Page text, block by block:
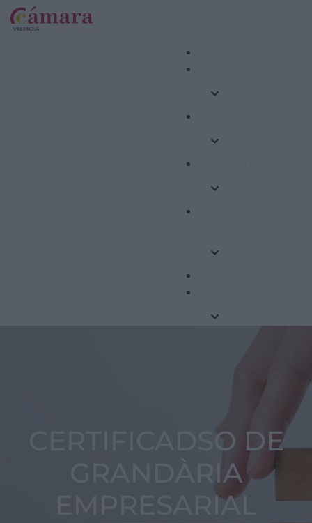
CERTIFICADSO DE
GRANDÀRIA
EMPRESARIAL